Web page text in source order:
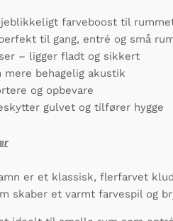
farveboost til
til gang, entré og små
– ligger fladt og sikkert
behagelig akustik
og opbevare
gulvet og tilfører hygge
er et klassisk, flerfarvet
skaber et varmt farvespil og